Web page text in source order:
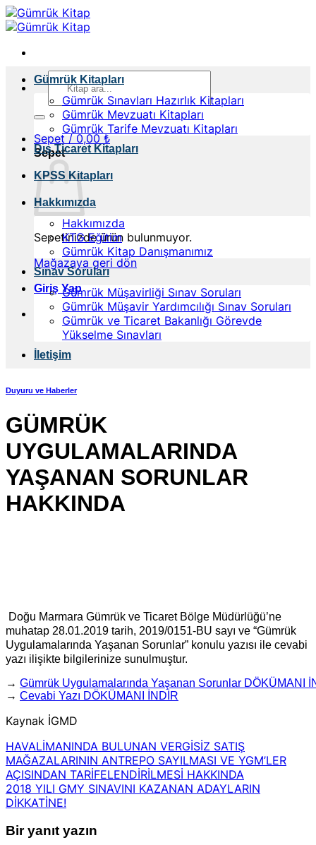
İçeriğe
atla
Ara:
Sepet /0,00₺
Sepet
Sepetinizde ürün bulunmuyor.
Mağazaya geri dön
Giriş Yap
Gümrük Kitapları
Gümrük Sınavları Hazırlık Kitapları
Gümrük Mevzuatı Kitapları
Gümrük Tarife Mevzuatı Kitapları
Dış Ticaret Kitapları
KPSS Kitapları
Hakkımızda
Hakkımızda
KTG Eğitim
Gümrük Kitap Danışmanımız
Sınav Soruları
Gümrük Müşavirliği Sınav Soruları
Gümrük Müşavir Yardımcılığı Sınav Soruları
Gümrük ve Ticaret Bakanlığı Görevde
Yükselme Sınavları
İletişim
Duyuru ve Haberler
GÜMRÜK
UYGULAMALARINDA
YAŞANAN SORUNLAR
HAKKINDA
Doğu Marmara Gümrük ve Ticaret Bölge Müdürlüğü’ne
muhatap 28.01.2019 tarih, 2019/0151-BU sayı ve “Gümrük
Uygulamalarında Yaşanan Sorunlar” konulu yazısı ile cevabi
yazı ilişikte bilgilerinize sunulmuştur.
→ Gümrük Uygulamalarında Yaşanan Sorunlar DÖKÜMANI
→ Cevabi Yazı DÖKÜMANI İNDİR
Kaynak İGMD
HAVALİMANINDA BULUNAN VERGİSİZ SATIŞ
MAĞAZALARININ ANTREPO SAYILMASI VE YGM’LER
AÇISINDAN TARİFELENDİRİLMESİ HAKKINDA
2018 YILI GMY SINAVINI KAZANAN ADAYLARIN
DİKKATİNE!
Bir yanıt yazın